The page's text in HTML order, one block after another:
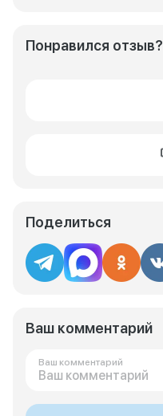
Понравился отзыв?
Поделиться
Ваш комментарий
Ваш комментарий